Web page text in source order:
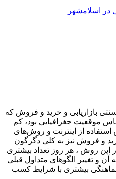
در اسلامشهر
بازاریابی و خرید و فروش که
موقعیت جغرافیایی بود، کم
از اینترنت و روش‌های
و فروش نیز به کلی دگرگون
روش ، هر روز تعداد بیشتری
آن و تغییر الگوهای متداول قبلی
بیشتری با شرایط کسب